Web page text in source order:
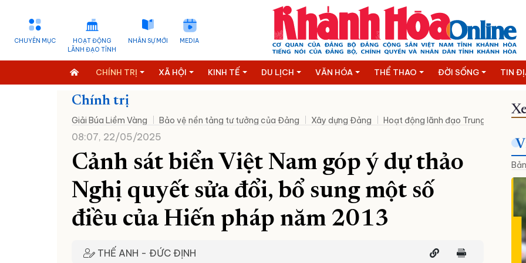
CHUYÊN MỤC
HOẠT ĐỘNG
LÃNH ĐẠO TỈNH
NHÂN SỰ MỚI MEDIA
CHÍNH TRỊ XÃ HỘI KINH TẾ DU LỊCH VĂN HÓA THỂ THAO ĐỜI SỐNG TIN
Chính trị
Giải Búa Liềm Vàng Bảo vệ nền tảng tư tưởng của Đảng Xây dựng Đảng Hoạt động lãnh đạo Trung ương
08:07, 22/05/2025
Cảnh sát biển Việt Nam góp ý dự thảo
Nghị quyết sửa đổi, bổ sung một số
điều của Hiến pháp năm 2013
THẾ ANH - ĐỨC ĐỊNH